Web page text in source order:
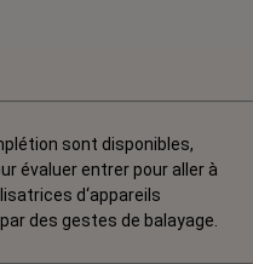
sont disponibles,
évaluer entrer pour aller à
d‘appareils
des gestes de balayage.